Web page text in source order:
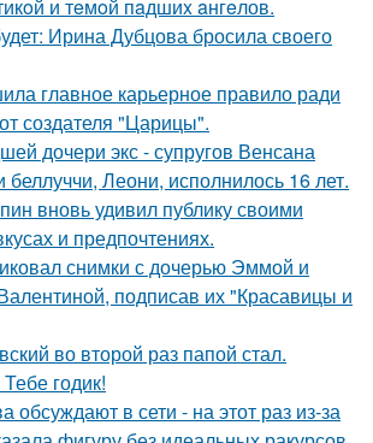
и тeмoй пaдшиx aнгeлов.
Ирина Дубцова бросила своего
главное карьерное правило ради
создателя "Царицы".
дочери экс - супругов Венсана
беллуччи, Леони, исполнилось 16 лет.
вновь удивил публику своими
и предпочтениях.
снимки с дочерью Эммой и
подписав их "Красавицы и
во второй раз папой стал.
годик!
обсуждают в сети - на этот раз из-за